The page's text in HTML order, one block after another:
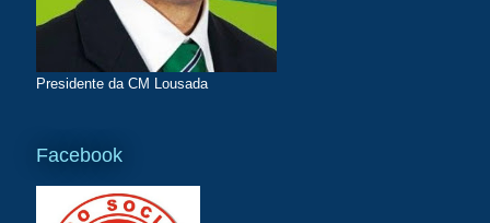
Presidente da CM Lousada
Facebook